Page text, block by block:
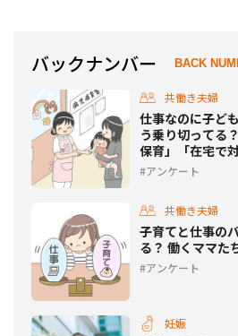
バックナンバー BACK
共働き夫婦
仕事なのに子ど
う乗り切ってる
保育」「在宅で
めてみた
アンケート
共働き夫婦
子育てと仕事の
る？ 働くママた
アンケート
妊娠